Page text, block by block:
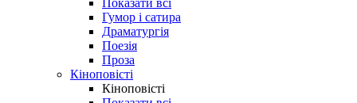
Показати всі
Гумор і сатира
Драматургія
Поезія
Проза
Кіноповісті
Кіноповісті